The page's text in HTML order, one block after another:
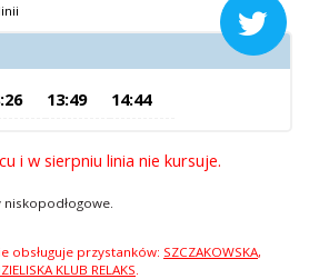

Payment System
Inne
13:49 14:44
i w sierpniu linia nie kursuje.
obsługuje przystanków: SZCZAKOWSKA,
KLUB RELAKS